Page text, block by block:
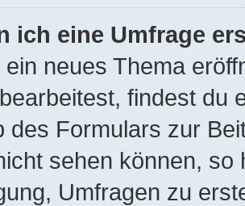
ich eine Umfrage
ein neues Thema
findest du
des Formulars zur
sehen können,
Umfragen zu